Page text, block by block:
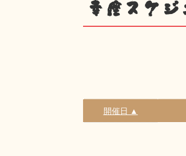
幸座スケジ
開催日 ▲